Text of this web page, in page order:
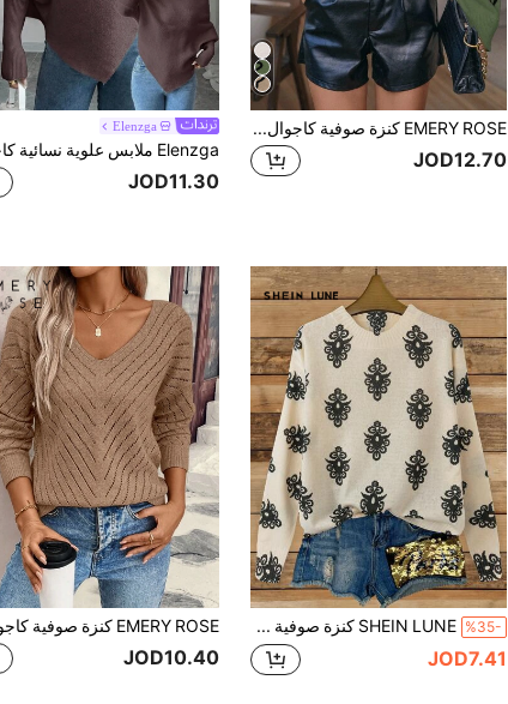
EMERY ROSE كنزة صوفية كاجوال فضفاضة بأكمام طويلة للنساء
JOD12.70
Elenzga
JOD11.30
%35- SHEIN LUNE كنزة صوفية كاجوال بياقة على شكل حرف V وأكمام طويلة مزخرفة بالزهور، بلوزة محبوكة للخريف والشتاء
JOD7.41
JOD10.40